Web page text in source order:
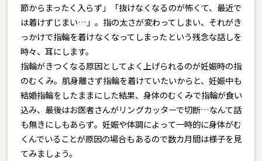
節からまったく入らず」「抜けなくなるのが怖くて、最近で
は着けずじまい…」。指の太さが変わってしまい、それがき
っかけで指輪を着けなくなってしまったという残念な話しを
時々、耳にします。
指輪がきつくなる原因としてよく上げられるのが妊娠時の指
のむくみ。肌身離さず指輪を着けていたいからと、妊娠中も
結婚指輪をしたままにした結果、身体のむくみで指輪が食い
込み、最後はお医者さんがリングカッターで切断…なんて話
も無きにしもあらず。妊娠や体調によって一時的に身体がむ
くんでいることが原因の場合もあるので数カ月間は様子を見
てみましょう。